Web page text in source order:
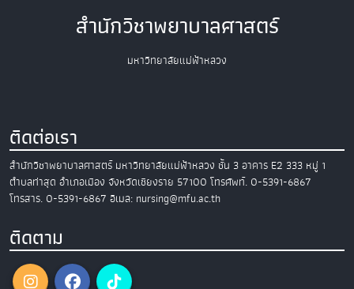
สำนักวิชาพยาบาลศาสตร์
มหาวิทยาลัยแม่ฟ้าหลวง
ติดต่อเรา
สำนักวิชาพยาบาลศาสตร์ มหาวิทยาลัยแม่ฟ้าหลวง ชั้น 3 อาคาร E2 333 หมู่ 1
ตำบลท่าสุด อำเภอเมือง จังหวัดเชียงราย 57100 โทรศัพท์. 0-5391-6867
โทรสาร. 0-5391-6867 อีเมล: nursing@mfu.ac.th
ติดตาม